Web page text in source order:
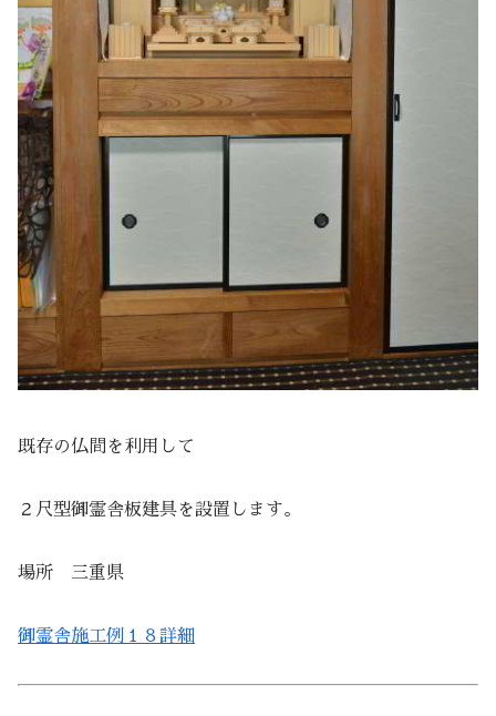
既存の仏間を利用して
２尺型御霊舎板建具を設置します。
場所 三重県
御霊舎施工例１８詳細